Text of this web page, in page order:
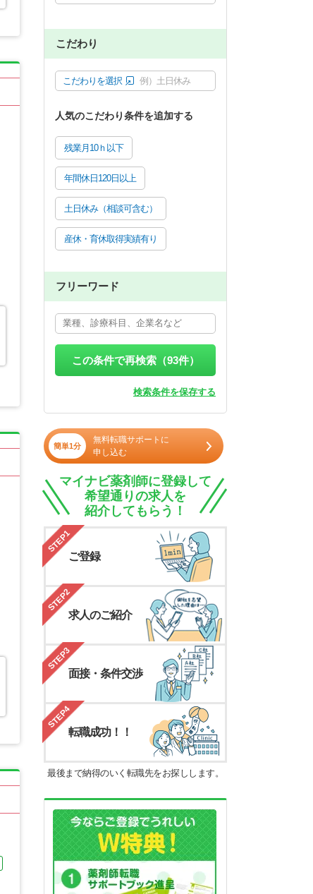
こだわり
こだわりを選択 例）土日休み
人気のこだわり条件を追加する
残業月10ｈ以下
年間休日120日以上
土日休み（相談可含む）
産休・育休取得実績有り
フリーワード
この条件で再検索（93件）
検索条件を保存する
簡単1分
無料転職サポートに
申し込む
マイナビ薬剤師に登録して
希望通りの求人を
紹介してもらう！
STEP1
ご登録
STEP2
求人のご紹介
STEP3
面接・条件交渉
STEP4
転職成功！！
最後まで納得のいく転職先をお探しします。